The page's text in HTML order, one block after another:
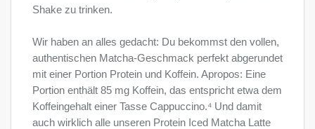
Shake zu trinken.
Wir haben an alles gedacht: Du bekommst den vollen,
authentischen Matcha-Geschmack perfekt abgerundet
mit einer Portion Protein und Koffein. Apropos: Eine
Portion enthält 85 mg Koffein, das entspricht etwa dem
Koffeingehalt einer Tasse Cappuccino.⁴ Und damit
auch wirklich alle unseren Protein Iced Matcha Latte